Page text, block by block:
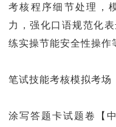
考核程序细节处理，
力，强化口语规范化
练实操节能安全性操作
笔试技能考核模拟考场
涂写答题卡试题卷【